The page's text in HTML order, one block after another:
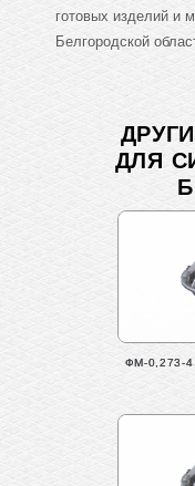
готовых изделий и
Белгородской
ДЛЯ
ФМ-0,273-